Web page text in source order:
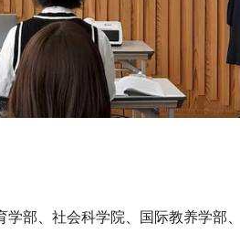
部、社会科学院、国际教养学部